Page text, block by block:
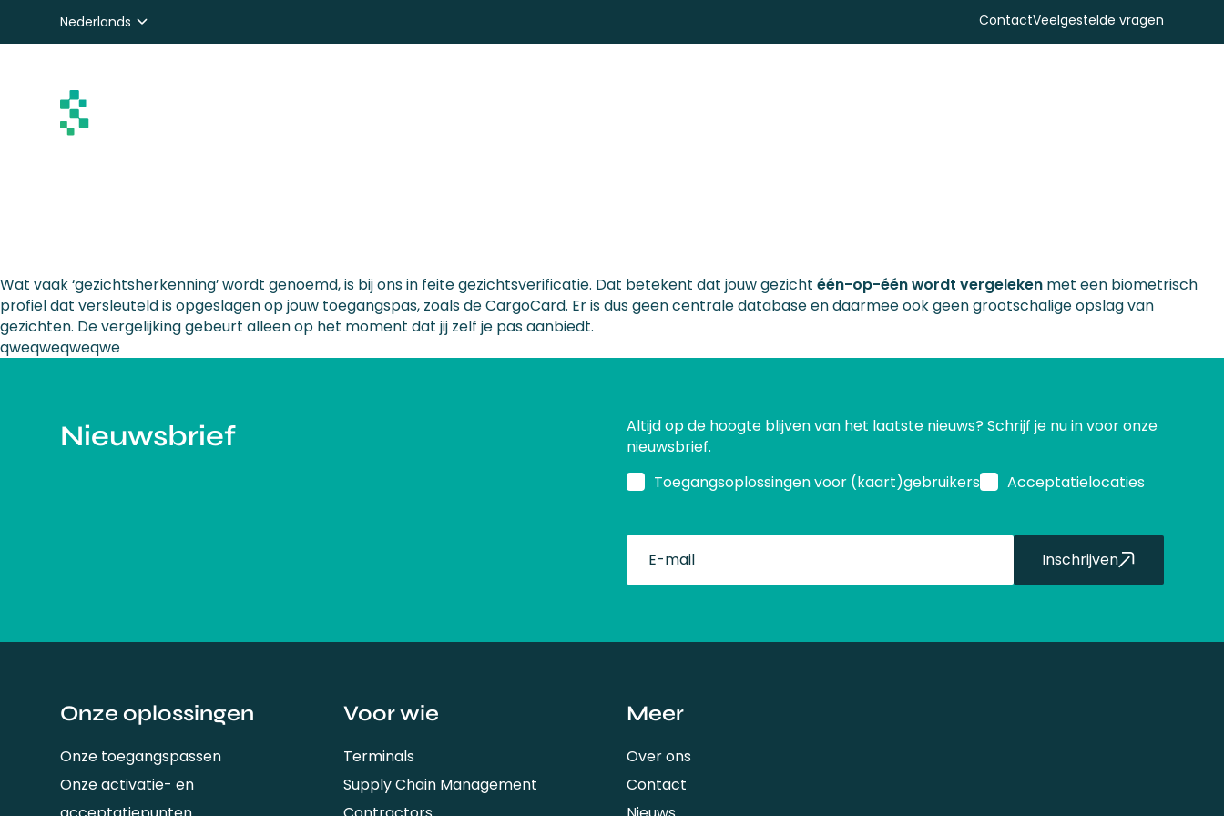
Nederlands
English
ContactVeelgestelde vragen
Wat vaak ‘gezichtsherkenning’ wordt genoemd, is bij ons in feite gezichtsverificatie. Dat betekent dat jouw gezicht één-op-één wordt vergeleken met een biometrisch
profiel dat versleuteld is opgeslagen op jouw toegangspas, zoals de CargoCard. Er is dus geencentrale database en daarmee ook geen grootschalige opslag van
gezichten. De vergelijking gebeurt alleen op het moment dat jij zelf je pas aanbiedt.
qweqweqweqwe
Nieuwsbrief
Altijd op de hoogte blijven van het laatste nieuws? Schrijf je nu in voor onze
nieuwsbrief.
Toegangsoplossingen voor (kaart)gebruikers
Acceptatielocaties
Inschrijven
Onze oplossingen
Onze toegangspassen
Onze activatie- en
Voor wie
Terminals
Supply Chain Management
Meer
Over ons
Contact